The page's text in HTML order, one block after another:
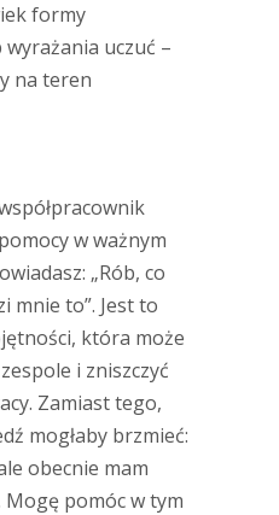
formy
uczuć –
na teren
w ważnym
„Rób, co
mnie to”. Jest to
która może
i zniszczyć
Zamiast tego,
mogłaby brzmieć:
obecnie mam
Mogę pomóc w tym